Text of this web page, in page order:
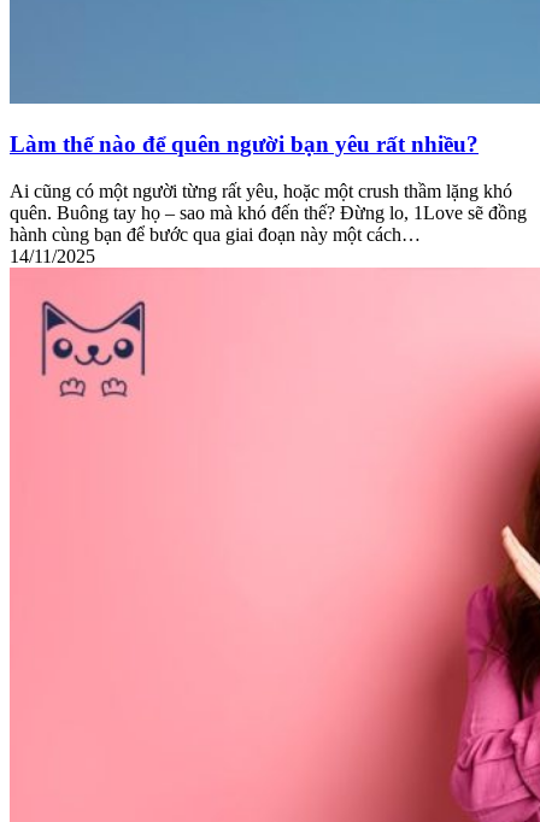
Làm thế nào để quên người bạn yêu rất nhiều?
Ai cũng có một người từng rất yêu, hoặc một crush thầm lặng khó
quên. Buông tay họ – sao mà khó đến thế? Đừng lo, 1Love sẽ đồng
hành cùng bạn để bước qua giai đoạn này một cách…
14/11/2025